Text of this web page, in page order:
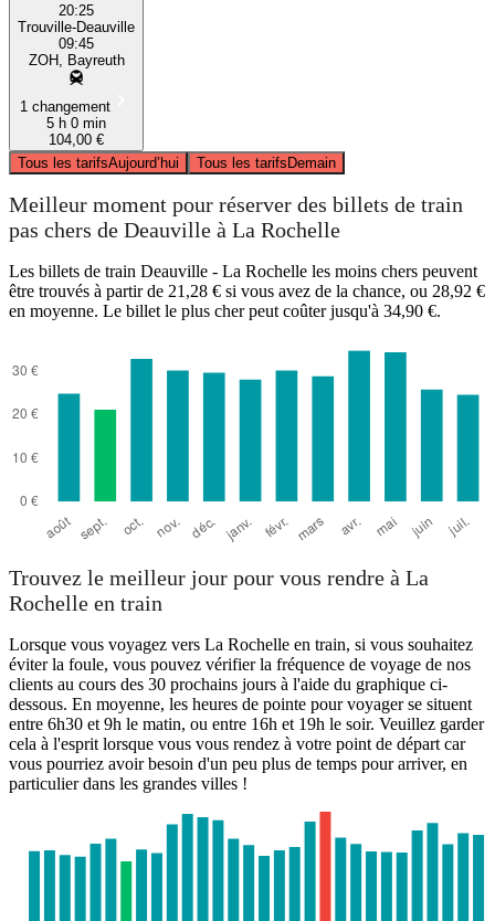
20:25
Trouville-Deauville
09:45
ZOH, Bayreuth
1 changement
5 h 0 min
104,00 €
Tous les tarifsAujourd’hui Tous les tarifsDemain
Meilleur moment pour réserver des billets de train
pas chers de Deauville à La Rochelle
Les billets de train Deauville - La Rochelle les moins chers peuvent
être trouvés à partir de 21,28 € si vous avez de la chance, ou 28,92 €
en moyenne. Le billet le plus cher peut coûter jusqu'à 34,90 €.
Trouvez le meilleur jour pour vous rendre à La
Rochelle en train
Lorsque vous voyagez vers La Rochelle en train, si vous souhaitez
éviter la foule, vous pouvez vérifier la fréquence de voyage de nos
clients au cours des 30 prochains jours à l'aide du graphique ci-
dessous. En moyenne, les heures de pointe pour voyager se situent
entre 6h30 et 9h le matin, ou entre 16h et 19h le soir. Veuillez garder
cela à l'esprit lorsque vous vous rendez à votre point de départ car
vous pourriez avoir besoin d'un peu plus de temps pour arriver, en
particulier dans les grandes villes !